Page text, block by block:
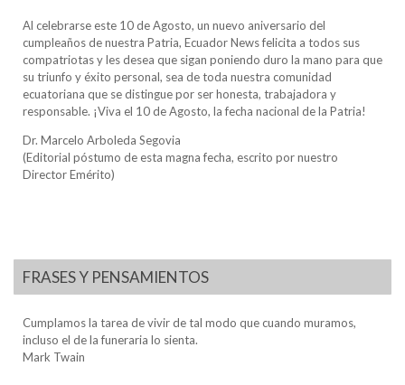
Al celebrarse este 10 de Agosto, un nuevo aniversario del
cumpleaños de nuestra Patria, Ecuador News felicita a todos sus
compatriotas y les desea que sigan poniendo duro la mano para que
su triunfo y éxito personal, sea de toda nuestra comunidad
ecuatoriana que se distingue por ser honesta, trabajadora y
responsable. ¡Viva el 10 de Agosto, la fecha nacional de la Patria!
Dr. Marcelo Arboleda Segovia
(Editorial póstumo de esta magna fecha, escrito por nuestro
Director Emérito)
FRASES Y PENSAMIENTOS
Cumplamos la tarea de vivir de tal modo que cuando muramos,
incluso el de la funeraria lo sienta.
Mark Twain